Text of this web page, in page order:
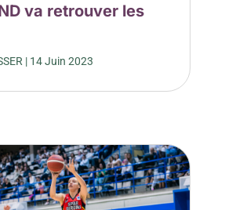
va retrouver les
| 14 Juin 2023